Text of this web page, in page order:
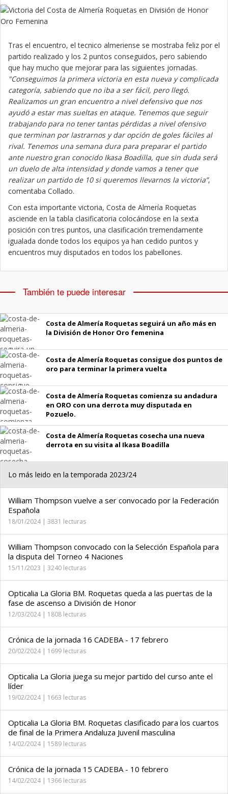
Tras el encuentro, el tecnico almeriense se mostraba feliz por el
partido realizado y los 2 puntos conseguidos, pero sabiendo
que hay mucho que mejorar para las siguientes jornadas.
"Conseguimos la primera victoria en esta nueva y complicada
categoría, sabiendo que no iba a ser fácil, pero llegó.
Realizamos un gran encuentro a nivel defensivo que nos
ayudó a estar mas sueltas en ataque. Tenemos que seguir
trabajando para no tener tantas pérdidas a nivel ofensivo
que terminan por lastrarnos y dar opción de goles fáciles al
rival. Tenemos una semana dura para preparar el partido
ante nuestro gran conocido Ikasa Boadilla, que sin duda será
un duelo de alta intensidad y donde vamos a tener que
realizar un partido de 10 si queremos llevarnos la victoria”,
comentaba Collado.
Con esta importante victoria, Costa de Almería Roquetas
asciende en la tabla clasificatoria colocándose en la sexta
posición con tres puntos, una clasificación tremendamente
igualada donde todos los equipos ya han cedido puntos y
encuentros muy disputados en todos los pabellones.
También te puede interesar
Costa de Almería Roquetas seguirá un año más en
la División de Honor Oro femenina
Costa de Almería Roquetas consigue dos puntos de
oro para terminar la primera vuelta
Costa de Almería Roquetas comienza su andadura
en ORO con una derrota muy disputada en
Pozuelo.
Costa de Almería Roquetas cosecha una nueva
derrota en su visita al Ikasa Boadilla
Lo más leido en la temporada 2023/24
William Thompson vuelve a ser convocado por la Federación
Española
18/01/2024 | 3831 lecturas
William Thompson convocado con la Selección Española para
la disputa del Torneo 4 Naciones
15/11/2023 | 3240 lecturas
Opticalia La Gloria BM. Roquetas queda a las puertas de la
fase de ascenso a División de Honor
12/03/2024 | 1808 lecturas
Crónica de la jornada 16 CADEBA - 17 febrero
20/02/2024 | 1699 lecturas
Opticalia La Gloria juega su mejor partido del curso ante el
líder
19/02/2024 | 1663 lecturas
Opticalia La Gloria BM. Roquetas clasificado para los cuartos
de final de la Primera Andaluza Juvenil masculina
14/02/2024 | 1589 lecturas
Crónica de la jornada 15 CADEBA - 10 febrero
14/02/2024 | 1366 lecturas